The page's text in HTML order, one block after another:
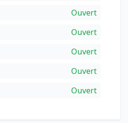
Ouvert
Ouvert
Ouvert
Ouvert
Ouvert